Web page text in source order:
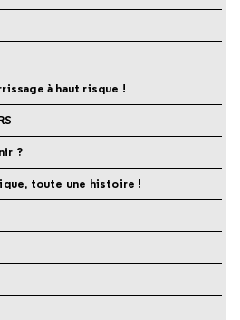
à haut risque !
?
toute une histoire !